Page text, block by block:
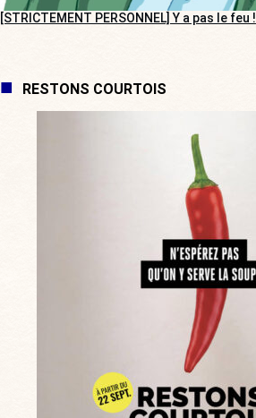
[STRICTEMENT PERSONNEL] Y a pas le feu !
RESTONS COURTOIS